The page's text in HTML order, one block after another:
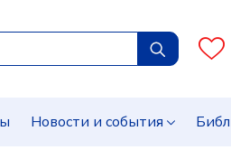
Новости и события